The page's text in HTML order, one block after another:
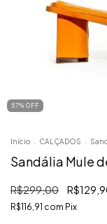
57% OFF
Início CALÇADOS
Sandália Mule
R$299,00
R$116,91 com Pix